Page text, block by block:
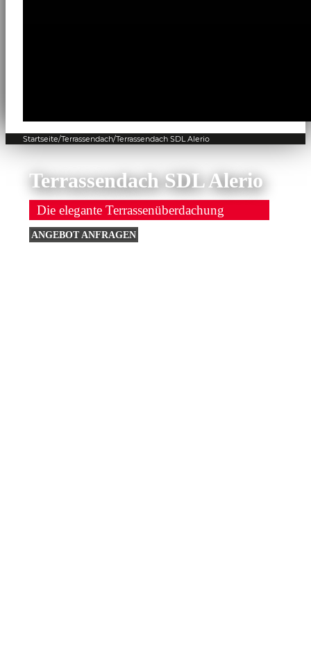
Startseite/Terrassendach/Terrassendach SDL Alerio
Terrassendach SDL Alerio
Die elegante Terrassenüberdachung
ANGEBOT ANFRAGEN